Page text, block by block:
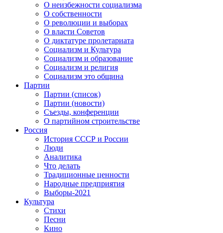
О неизбежности социализма
О собственности
О революции и выборах
О власти Советов
О диктатуре пролетариата
Социализм и Культура
Социализм и образование
Социализм и религия
Социализм это община
Партии
Партии (список)
Партии (новости)
Съезды, конференции
О партийном строительстве
Россия
История СССР и России
Люди
Аналитика
Что делать
Традиционные ценности
Народные предприятия
Выборы-2021
Культура
Стихи
Песни
Кино